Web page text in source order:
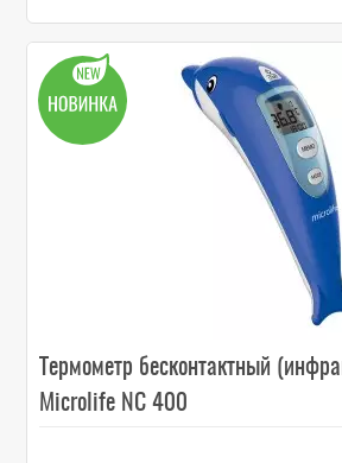
Термометр бесконтактный
Microlife NC 400